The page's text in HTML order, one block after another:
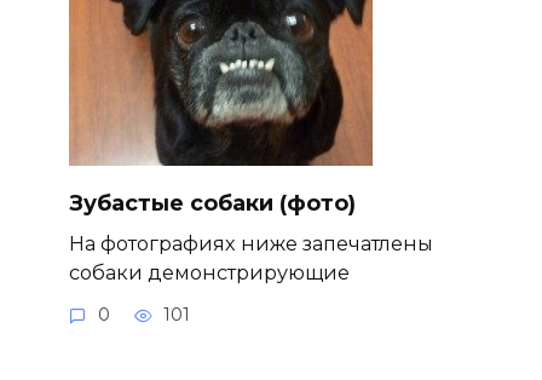
Зубастые собаки (фото)
На фотографиях ниже запечатлены
собаки демонстрирующие
0 101